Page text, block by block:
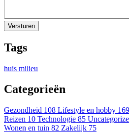
Tags
huis milieu
Categorieën
Gezondheid 108 Lifestyle en hobby 169
Reizen 10 Technologie 85
Wonen en tuin 82 Zakelijk 75